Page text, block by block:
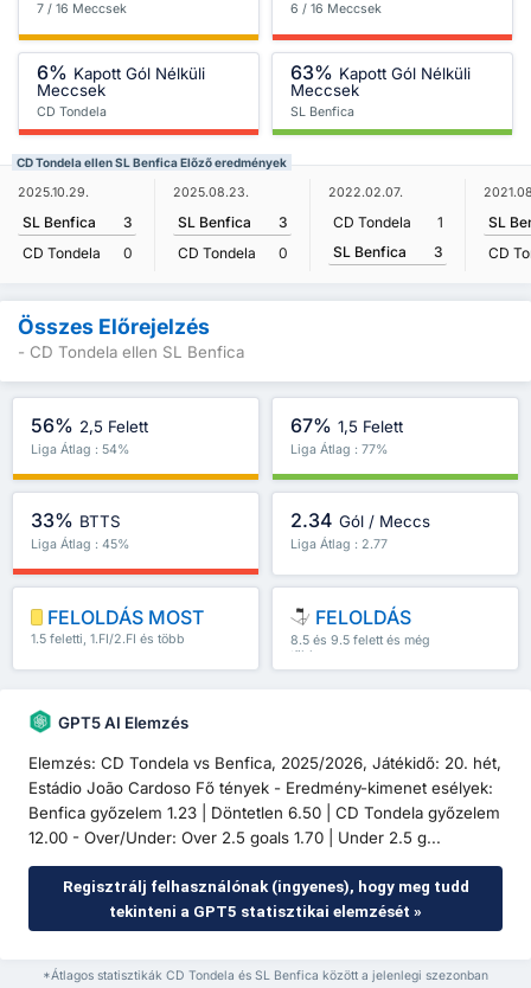
7 / 16 Meccsek 6 / 16 Meccsek
6% Kapott Gól Nélküli
Meccsek
CD Tondela
63% Kapott Gól Nélküli
Meccsek
SL Benfica
CD Tondela ellen SL Benfica Előző eredmények
2025.10.29.
SL Benfica
3
CD Tondela
0
2025.08.23.
SL Benfica
3
CD Tondela
0
2022.02.07.
CD Tondela
1
SL Benfica
3
SL
CD
Összes Előrejelzés
- CD Tondela ellen SL Benfica
56% 2,5 Felett
Liga Átlag : 54%
67% 1,5 Felett
Liga Átlag : 77%
33% BTTS
Liga Átlag : 45%
2.34 Gól / Meccs
Liga Átlag : 2.77
FELOLDÁS MOST
1.5 feletti, 1.FI/2.FI és több
FELOLDÁS
8.5 és 9.5 felett és még
több
GPT5 AI Elemzés
Elemzés: CD Tondela vs Benfica, 2025/2026, Játékidő: 20. hét,
Estádio João Cardoso Fő tények - Eredmény-kimenet esélyek:
Benfica győzelem 1.23 | Döntetlen 6.50 | CD Tondela győzelem
12.00 - Over/Under: Over 2.5 goals 1.70 | Under 2.5 g...
Regisztrálj felhasználónak (ingyenes), hogy meg tudd
tekinteni a GPT5 statisztikai elemzését »
*Átlagos statisztikák CD Tondela és SL Benfica között a jelenlegi szezonban